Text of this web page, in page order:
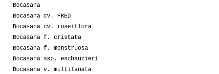
Bocasana
Bocasana cv. FRED
Bocasana cv. roseiflora
Bocasana f. cristata
Bocasana f. monstruosa
Bocasana ssp. eschauzieri
Bocasana v. multilanata